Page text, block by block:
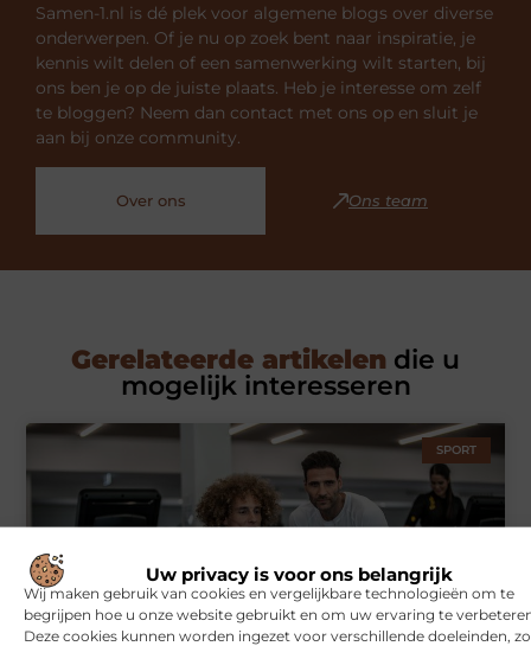
Uw privacy is voor ons belangrijk
Wij maken gebruik van cookies en vergelijkbare technologieën om te
begrijpen hoe u onze website gebruikt en om uw ervaring te
Deze cookies kunnen worden ingezet voor verschillende doeleinden,
Samen-1.nl is dé plek voor algemene blogs over diverse
onderwerpen. Of je nu op zoek bent naar inspiratie, je
kennis wilt delen of een samenwerking wilt starten, bij
ons ben je op de juiste plaats. Heb je interesse om zelf
te bloggen? Neem dan contact met ons op en sluit je
aan bij onze community.
Over ons Ons team
Gerelateerde artikelen die u
mogelijk interesseren
SPORT